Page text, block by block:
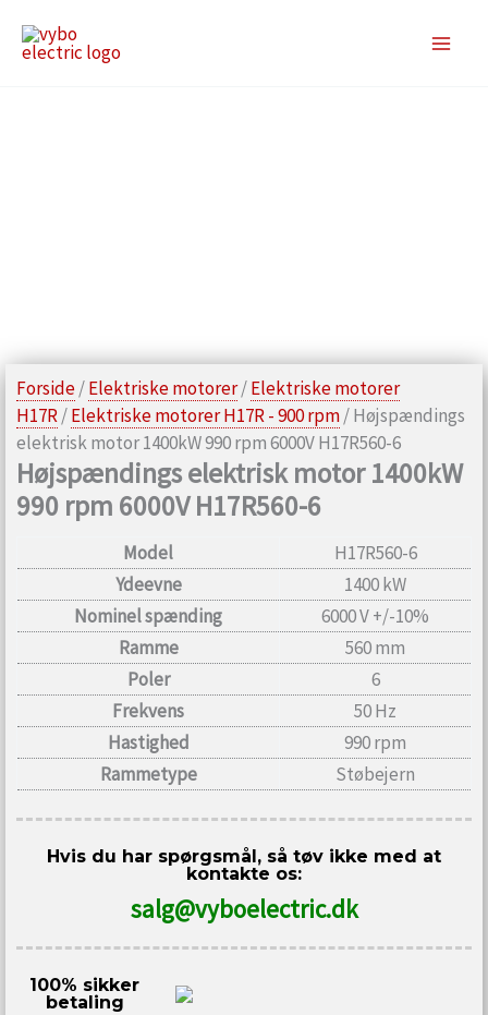
Forside/Elektriske motorer/Elektriske motorer
H17R/Elektriske motorer H17R - 900 rpm/ Højspændings
elektrisk motor 1400kW 990 rpm 6000V H17R560-6
Højspændings elektrisk motor 1400kW
990 rpm 6000V H17R560-6
Model
H17R560-6
Ydeevne
1400 kW
Nominel spænding
6000 V +/-10%
Ramme
560 mm
Poler
6
Frekvens
50 Hz
Hastighed
990 rpm
Rammetype
Støbejern
Hvis du har spørgsmål, så tøv ikke med at
kontakte os:
salg@vyboelectric.dk
100% sikker
betaling